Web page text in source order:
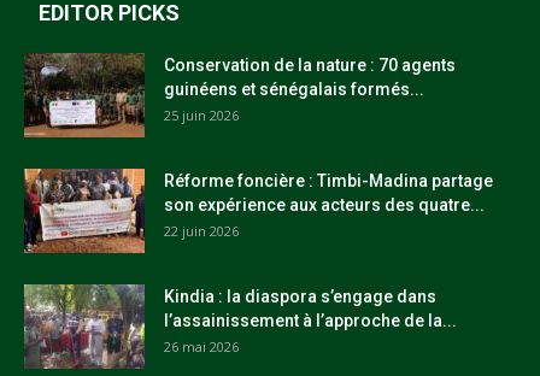
EDITOR PICKS
Conservation de la nature : 70 agents
guinéens et sénégalais formés...
25 juin 2026
Réforme foncière : Timbi-Madina partage
son expérience aux acteurs des quatre...
22 juin 2026
Kindia : la diaspora s’engage dans
l’assainissement à l’approche de la...
26 mai 2026